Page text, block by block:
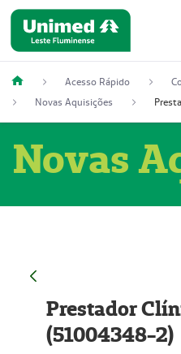
Acesso Rápido
Novas Aquisições
Novas
Prestador
(51004348-2)